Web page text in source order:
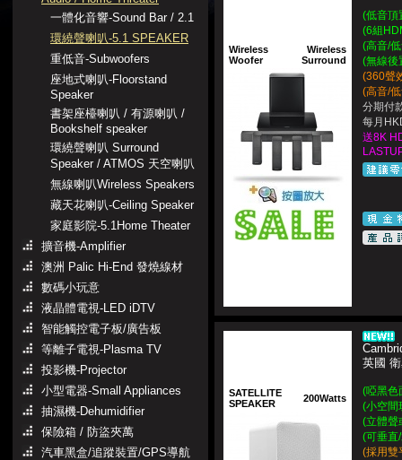
一體化音響-Sound Bar / 2.1
環繞聲喇叭-5.1 SPEAKER
重低音-Subwoofers
座地式喇叭-Floorstand
Speaker
書架座檯喇叭 / 有源喇叭 /
Bookshelf speaker
環繞聲喇叭 Surround
Speaker / ATMOS 天空喇叭
無線喇叭Wireless Speakers
藏天花喇叭-Ceiling Speaker
家庭影院-5.1Home Theater
擴音機-Amplifier
澳洲 Palic Hi-End 發燒線材
數碼小玩意
液晶體電視-LED iDTV
智能觸控電子板/廣告板
等離子電視-Plasma TV
投影機-Projector
小型電器-Small Appliances
抽濕機-Dehumidifier
保險箱 / 防盜夾萬
汽車黑盒/追蹤裝置/GPS導航
Wireless
Woofer
Wireless
Surround
(低音頂
(6組
(高音/
(無線後
(360聲
(高音/
分期付
每月
送8K
SATELLITE
SPEAKER
200Watts
英國
(啞黑色
(小空間
(立體聲
(可垂直
(採用雙